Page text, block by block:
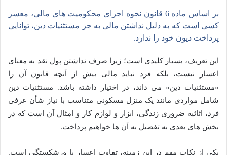
بر اساس ماده 6 قانون نحوه اجرای محکومیت های مالی، معسر
کسی است که به دلیل نداشتن مالی به جز مستثنیات دین، توانایی
پرداخت دیون خود را ندارد.
این تعریف، بسیار کلیدی است؛ زیرا صرف نداشتن پول نقد به معنای
اعسار نیست، بلکه فرد نباید مالی بیش از آنچه قانون آن را
«مستثنیات دین» می داند، در اختیار داشته باشد. مستثنیات دین
شامل مواردی مانند یک منزل مسکونی متناسب با نیاز شأن عرفی
فرد، اثاثیه ضروری زندگی، ابزار و لوازم کار و امثال آن است که در
بخش های بعدی به تفصیل به آن ها خواهیم پرداخت.
یکی از نکات مهم در این زمینه، تفاوت اعسار با ورشکستگی است.